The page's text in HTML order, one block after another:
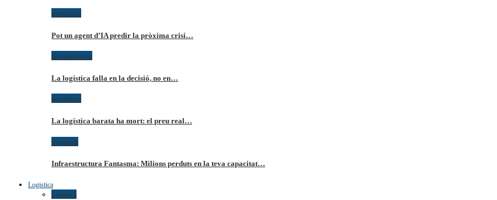
geopolitica
Pot un agent d’IA predir la pròxima crisi…
automatizacion
La logística falla en la decisió, no en…
geopolitica
La logística barata ha mort: el preu real…
ingenieria
Infraestructura Fantasma: Milions perduts en la teva capacitat…
Logistica
Logistica